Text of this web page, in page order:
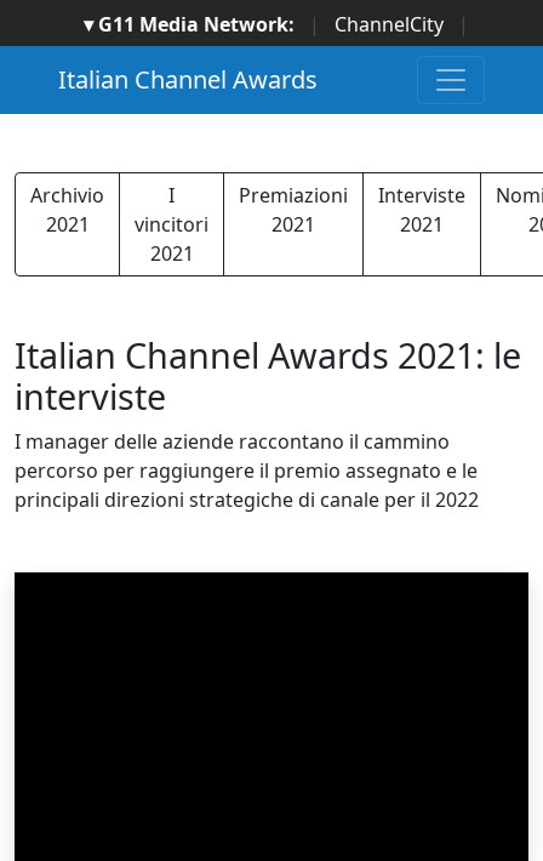
▾ G11 Media Network: | ChannelCity
|
ImpresaCity | SecurityOpenLab | Italian Channel
Awards | Italian Project Awards
Italian Security
Awards | ...
Italian Channel Awards
Archivio
2021
I
vincitori
2021
Premiazioni
2021
Interviste
2021
Italian Channel Awards 2021: le
interviste
I manager delle aziende raccontano il cammino
percorso per raggiungere il premio assegnato e le
principali direzioni strategiche di canale per il 2022